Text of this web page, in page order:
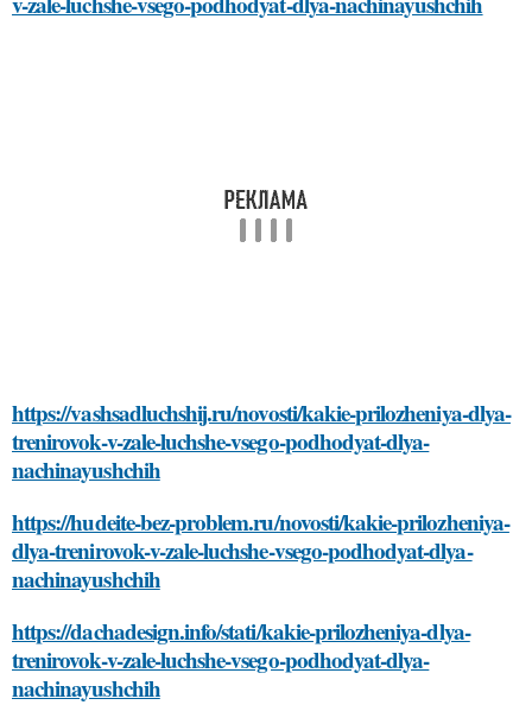
https://vashsadluchshij.ru/novosti/kakie-prilozheniya-dlya-
trenirovok-v-zale-luchshe-vsego-podhodyat-dlya-
nachinayushchih
https://hudeite-bez-problem.ru/novosti/kakie-prilozheniya-
dlya-trenirovok-v-zale-luchshe-vsego-podhodyat-dlya-
nachinayushchih
https://dachadesign.info/stati/kakie-prilozheniya-dlya-
trenirovok-v-zale-luchshe-vsego-podhodyat-dlya-
nachinayushchih